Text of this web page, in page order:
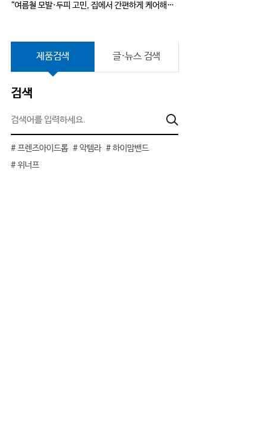
“여름철 모발·두피 고민, 집에서 간편하게 케어해요!” JW신약 듀크레이 ‘네옵타이드 엑스퍼트’ 뷰티클래스 현장
제품검색 글·뉴스 검색
검색
#프렌즈아이드롭 #악템라 #하이맘밴드
#위너프